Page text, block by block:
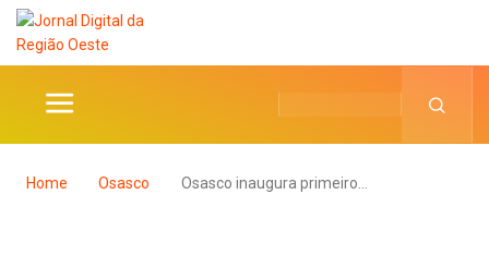
Home Osasco Osasco inaugura primeiro…